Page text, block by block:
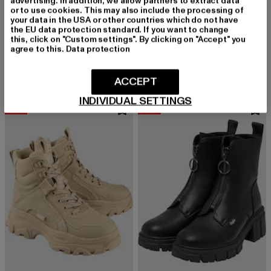
BUFFALO
ZANOS JOJO - VEGAN NAPPA
BUFFALO
-37%
or to use cookies. This may also include the processing of
your data in the USA or other countries which do not have
the EU data protection standard. If you want to change
this, click on "Custom settings". By clicking on "Accept" you
agree to this. Data protection
INDIVIDUAL SETTINGS
ACCEPT